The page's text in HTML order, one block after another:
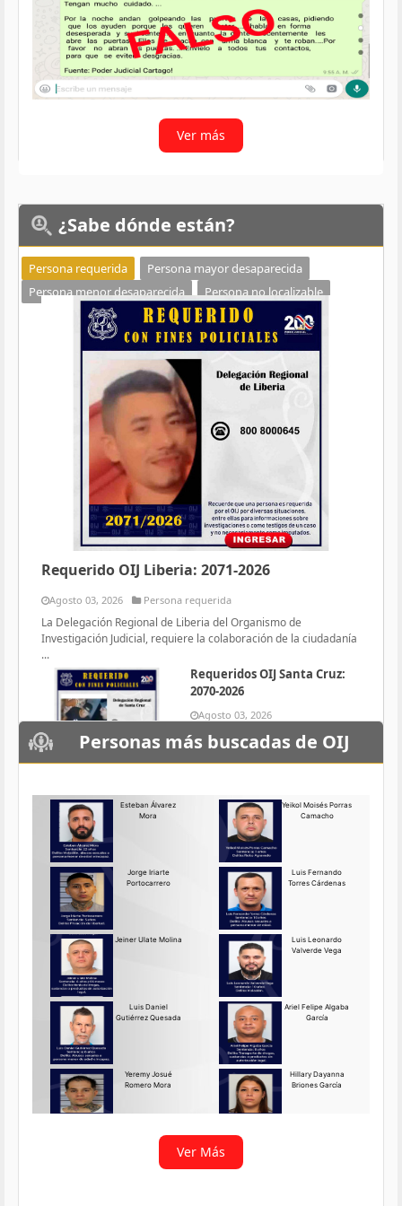
Ver más
¿Sabe dónde están?
Persona requerida
Persona mayor desaparecida
Persona menor desaparecida
Persona no localizable
Requerido OIJ Liberia: 2071-2026
Agosto 03, 2026 Persona requerida
La Delegación Regional de Liberia del Organismo de
Investigación Judicial, requiere la colaboración de la ciudadanía
...
Requeridos OIJ Santa Cruz:
2070-2026
Agosto 03, 2026
Persona requerida
La Delegación Regional de Santa
Requerido OIJ Puntarenas:
2069-2026
Agosto 03, 2026
Persona requerida
La Delegación Regional de
Puntarenas del Organismo de
Investigación
Ver más
Personas más buscadas de OIJ
Ver Más